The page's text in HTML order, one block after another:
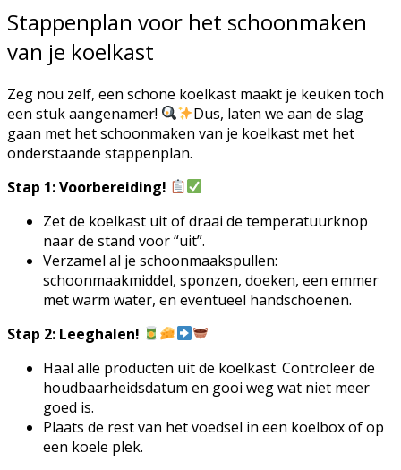
Stappenplan voor het schoonmaken
van je koelkast
Zeg nou zelf, een schone koelkast maakt je keuken toch
een stuk aangenamer!
Dus, laten we aan de slag
gaan met het schoonmaken van je koelkast met het
onderstaande stappenplan.
Stap 1: Voorbereiding!
Zet de koelkast uit of draai de temperatuurknop
naar de stand voor “uit”.
Verzamel al je schoonmaakspullen:
schoonmaakmiddel, sponzen, doeken, een emmer
met warm water, en eventueel handschoenen.
Stap 2: Leeghalen!
Haal alle producten uit de koelkast. Controleer de
houdbaarheidsdatum en gooi weg wat niet meer
goed is.
Plaats de rest van het voedsel in een koelbox of op
een koele plek.